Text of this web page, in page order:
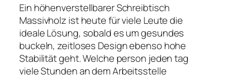
Ein höhenverstellbarer Schreibtisch
Massivholz ist heute für viele Leute die
ideale Lösung, sobald es um gesundes
buckeln, zeitloses Design ebenso hohe
Stabilität geht. Welche person jeden tag
viele Stunden an dem Arbeitsstelle